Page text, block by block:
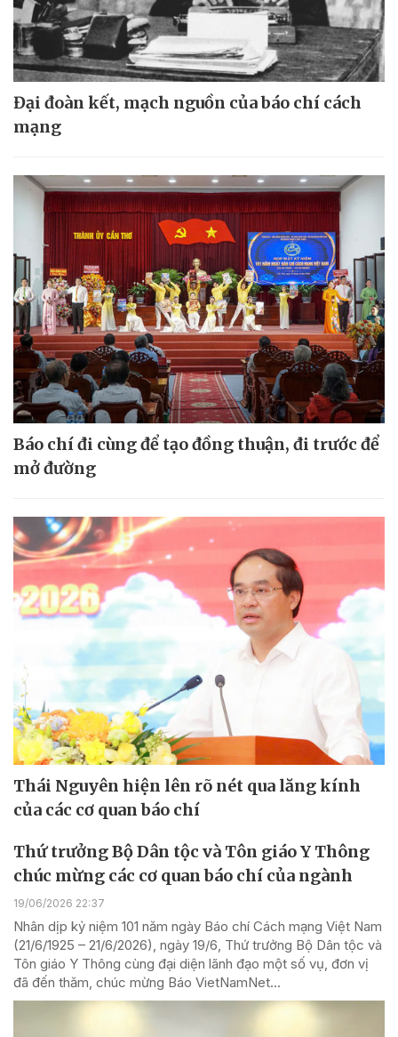
Đại đoàn kết, mạch nguồn của báo chí cách
mạng
Báo chí đi cùng để tạo đồng thuận, đi trước để
mở đường
Thái Nguyên hiện lên rõ nét qua lăng kính
của các cơ quan báo chí
Thứ trưởng Bộ Dân tộc và Tôn giáo Y Thông
chúc mừng các cơ quan báo chí của ngành
19/06/2026 22:37
Nhân dịp kỷ niệm 101 năm ngày Báo chí Cách mạng Việt Nam
(21/6/1925 – 21/6/2026), ngày 19/6, Thứ trưởng Bộ Dân tộc và
Tôn giáo Y Thông cùng đại diện lãnh đạo một số vụ, đơn vị
đã đến thăm, chúc mừng Báo VietNamNet...